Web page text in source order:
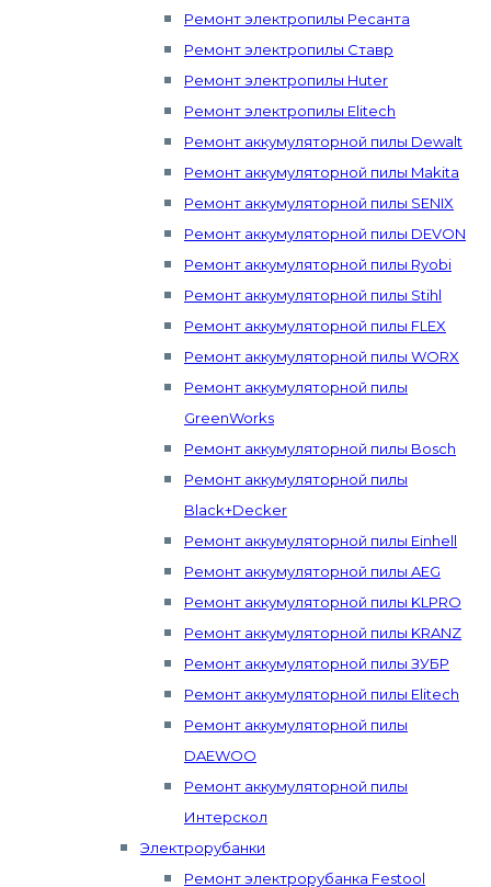
Ремонт электропилы Ресанта
Ремонт электропилы Ставр
Ремонт электропилы Huter
Ремонт электропилы Elitech
Ремонт аккумуляторной пилы Dewalt
Ремонт аккумуляторной пилы Makita
Ремонт аккумуляторной пилы SENIX
Ремонт аккумуляторной пилы DEVON
Ремонт аккумуляторной пилы Ryobi
Ремонт аккумуляторной пилы Stihl
Ремонт аккумуляторной пилы FLEX
Ремонт аккумуляторной пилы WORX
Ремонт аккумуляторной пилы
GreenWorks
Ремонт аккумуляторной пилы Bosch
Ремонт аккумуляторной пилы
Black+Decker
Ремонт аккумуляторной пилы Einhell
Ремонт аккумуляторной пилы AEG
Ремонт аккумуляторной пилы KLPRO
Ремонт аккумуляторной пилы KRANZ
Ремонт аккумуляторной пилы ЗУБР
Ремонт аккумуляторной пилы Elitech
Ремонт аккумуляторной пилы
DAEWOO
Ремонт аккумуляторной пилы
Интерскол
Электрорубанки
Ремонт электрорубанка Festool